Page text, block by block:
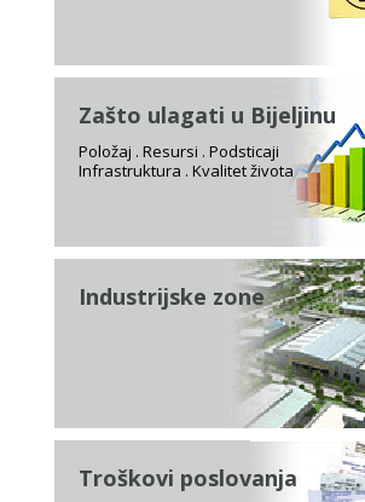
Zašto ulagati u Bijeljinu
Položaj . Resursi . Podsticaji
Infrastruktura . Kvalitet života
Industrijske zone
Troškovi poslovanja